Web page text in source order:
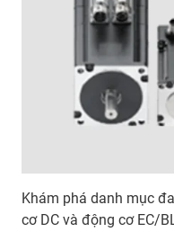
Khám phá danh mục
cơ DC và động cơ EC/